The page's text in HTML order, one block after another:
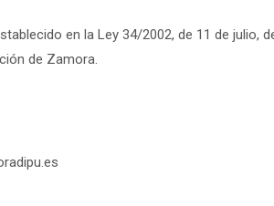
en la Ley 34/2002, de 11 de
de Zamora.